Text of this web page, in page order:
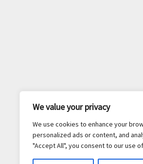
We value your privacy
We use cookies to enhance your
personalized ads or content, and
"Accept All", you consent to our use